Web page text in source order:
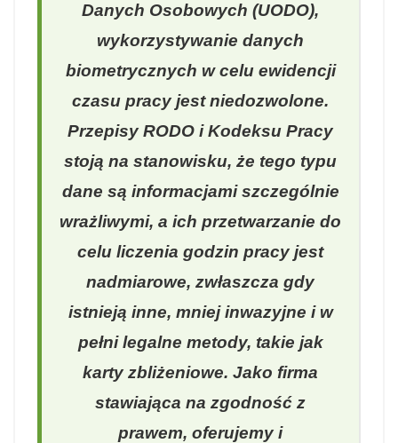
Danych Osobowych (UODO),
wykorzystywanie danych
biometrycznych w celu ewidencji
czasu pracy jest niedozwolone.
Przepisy RODO i Kodeksu Pracy
stoją na stanowisku, że tego typu
dane są informacjami szczególnie
wrażliwymi, a ich przetwarzanie do
celu liczenia godzin pracy jest
nadmiarowe, zwłaszcza gdy
istnieją inne, mniej inwazyjne i w
pełni legalne metody, takie jak
karty zbliżeniowe. Jako firma
stawiająca na zgodność z
prawem, oferujemy i